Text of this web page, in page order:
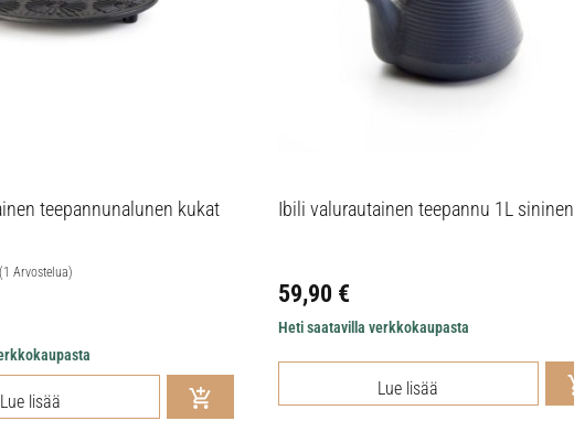
teepannunalunen kukat
(1 Arvostelua)
Lue lisää
Ibili valurautainen teepannu 1L sininen
59,90 €
Heti saatavilla verkkokaupasta
Lue lisää